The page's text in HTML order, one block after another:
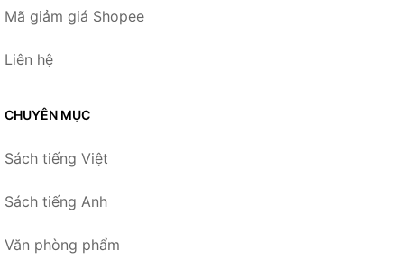
Mã giảm giá Shopee
Liên hệ
CHUYÊN MỤC
Sách tiếng Việt
Sách tiếng Anh
Văn phòng phẩm